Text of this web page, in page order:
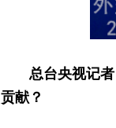
总台央视记
贡献？